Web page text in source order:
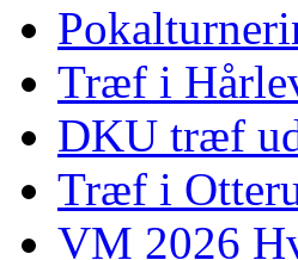
Træf i
DKU træf
Træf i
VM 2026